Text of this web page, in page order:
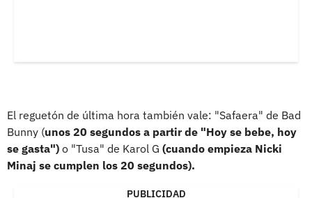
El reguetón de última hora también vale: "Safaera" de Bad
Bunny (unos 20 segundos a partir de "Hoy se bebe, hoy
se gasta") o "Tusa" de Karol G (cuando empieza Nicki
Minaj se cumplen los 20 segundos).
PUBLICIDAD